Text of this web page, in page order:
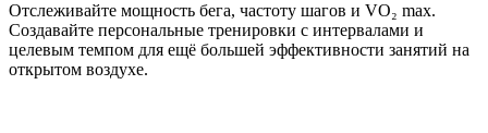
Отслеживайте мощность бега, частоту шагов и VO₂ max.
Создавайте персональные тренировки с интервалами и
целевым темпом для ещё большей эффективности занятий на
открытом воздухе.